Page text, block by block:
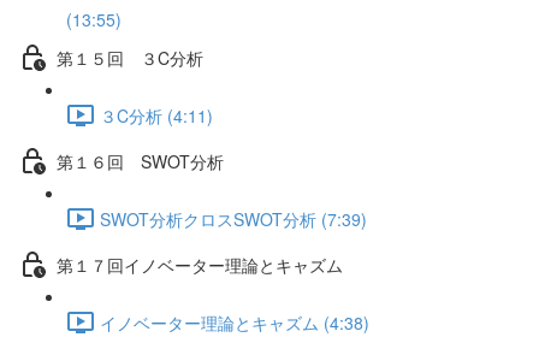
(13:55)
第１５回 ３C分析
３C分析 (4:11)
第１６回 SWOT分析
SWOT分析クロスSWOT分析 (7:39)
第１７回イノベーター理論とキャズム
イノベーター理論とキャズム (4:38)